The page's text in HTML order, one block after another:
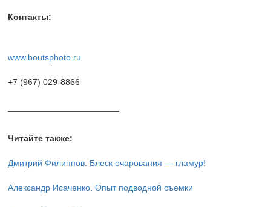
Контакты:
www.boutsphoto.ru
+7 (967) 029-8866
Читайте также:
Дмитрий Филиппов. Блеск очарования — гламур!
Александр Исаченко. Опыт подводной съемки